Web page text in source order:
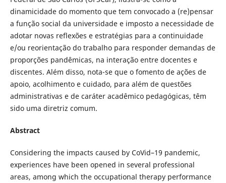
dinamicidade do momento que tem convocado a (re)pensar
a função social da universidade e imposto a necessidade de
adotar novas reflexões e estratégias para a continuidade
e/ou reorientação do trabalho para responder demandas de
proporções pandêmicas, na interação entre docentes e
discentes. Além disso, nota-se que o fomento de ações de
apoio, acolhimento e cuidado, para além de questões
administrativas e de caráter acadêmico pedagógicas, têm
sido uma diretriz comum.
Abstract
Considering the impacts caused by CoVid–19 pandemic,
experiences have been opened in several professional
areas, among which the occupational therapy performance